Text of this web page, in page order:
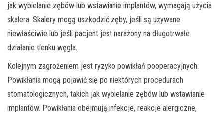
jak wybielanie zębów lub wstawianie implantów, wymagają użycia
skalera. Skalery mogą uszkodzić zęby, jeśli są używane
niewłaściwie lub jeśli pacjent jest narażony na długotrwałe
działanie tlenku węgla.
Kolejnym zagrożeniem jest ryzyko powikłań pooperacyjnych.
Powikłania mogą pojawić się po niektórych procedurach
stomatologicznych, takich jak wybielanie zębów lub wstawianie
implantów. Powikłania obejmują infekcje, reakcje alergiczne,